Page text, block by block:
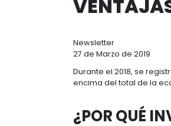
de
navegación
Newsletter